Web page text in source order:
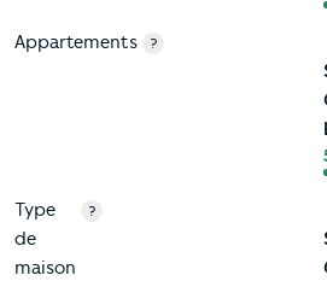
Appartements ?
Type
de
maison
?